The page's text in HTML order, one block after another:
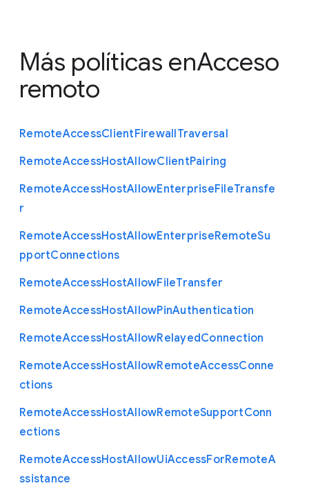
Más políticas enAcceso
remoto
RemoteAccessClientFirewallTraversal
RemoteAccessHostAllowClientPairing
RemoteAccessHostAllowEnterpriseFileTransfe
r
RemoteAccessHostAllowEnterpriseRemoteSu
pportConnections
RemoteAccessHostAllowFileTransfer
RemoteAccessHostAllowPinAuthentication
RemoteAccessHostAllowRelayedConnection
RemoteAccessHostAllowRemoteAccessConne
ctions
RemoteAccessHostAllowRemoteSupportConn
ections
RemoteAccessHostAllowUiAccessForRemoteA
ssistance